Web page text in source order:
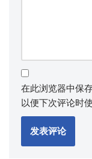
在此浏览器中保
以便下次评论时使